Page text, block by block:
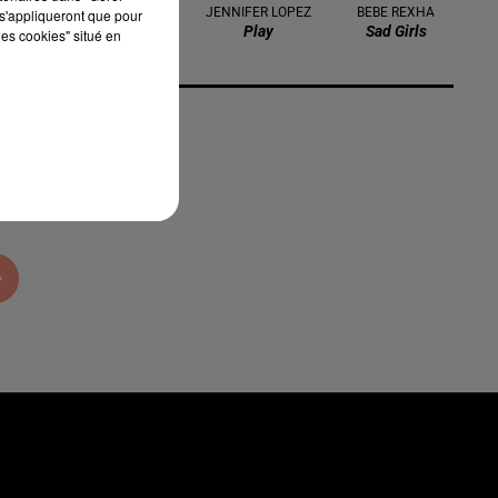
MILEY CYRUS
Younger You
JENNIFER LOPEZ
Play
BEBE REXHA
Sad Girls
que pour
cookies" situé en